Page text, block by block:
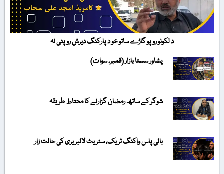
د لکونو روپو گاڑے ساتو خو د پارکنگ دیرش روپئی نہ
پشاور سستا بازار (قمبر، سوات)
شوگر کے ساتھ رمضان گزارنے کا محتاط طریقہ
بائی پاس واکنگ ٹریک، سٹریٹ لائبریری کی حالت زار